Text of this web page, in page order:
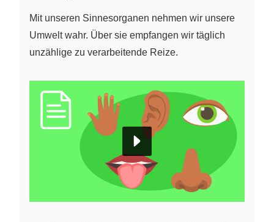
Mit unseren Sinnesorganen nehmen wir unsere
Umwelt wahr. Über sie empfangen wir täglich
unzählige zu verarbeitende Reize.